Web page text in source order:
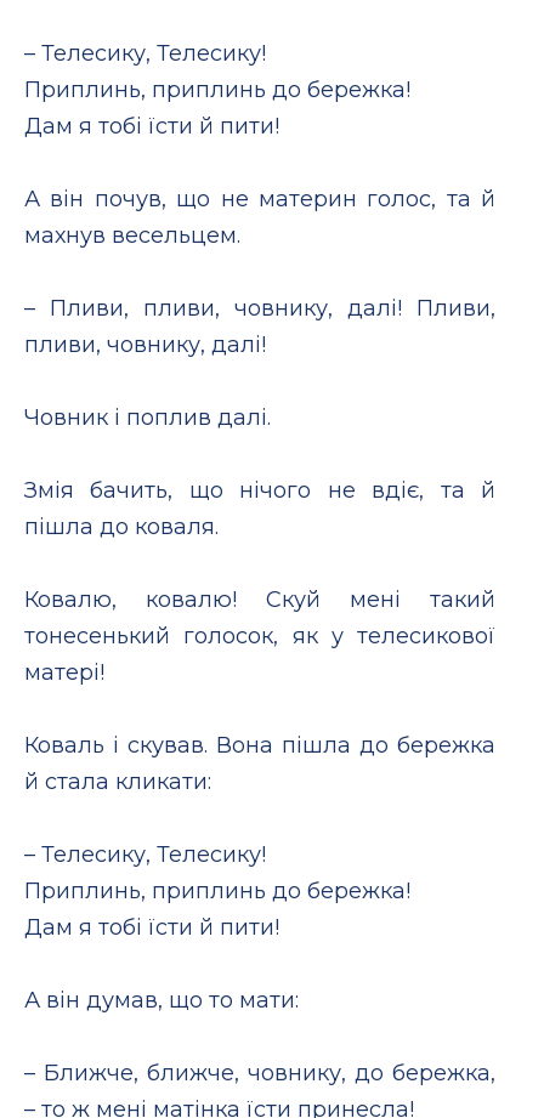
– Телесику, Телесику!
Приплинь, приплинь до бережка!
Дам я тобі їсти й пити!
А він почув, що не материн голос, та й
махнув весельцем.
– Пливи, пливи, човнику, далі! Пливи,
пливи, човнику, далі!
Човник і поплив далі.
Змія бачить, що нічого не вдіє, та й
пішла до коваля.
Ковалю, ковалю! Скуй мені такий
тонесенький голосок, як у телесикової
матері!
Коваль і скував. Вона пішла до бережка
й стала кликати:
– Телесику, Телесику!
Приплинь, приплинь до бережка!
Дам я тобі їсти й пити!
А він думав, що то мати:
– Ближче, ближче, човнику, до бережка,
– то ж мені матінка їсти принесла!